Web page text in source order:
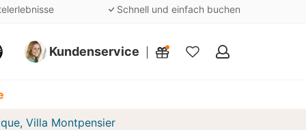
Schnell und einfach buchen
Kundenservice
Meine
Villa Montpensier